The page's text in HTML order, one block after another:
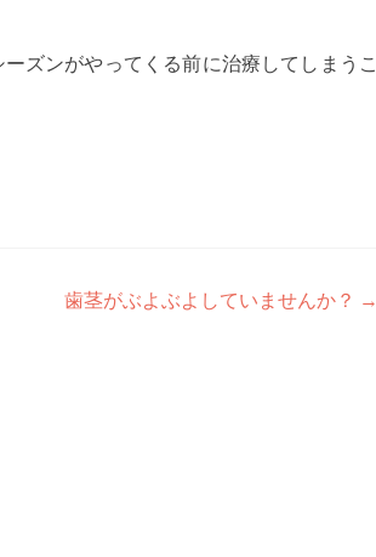
ズンがやってくる前に治療してしまうこ
歯茎がぶよぶよしていませんか？ →